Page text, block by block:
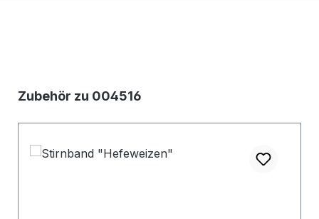
Produktgalerie überspringen
Zubehör zu 004516